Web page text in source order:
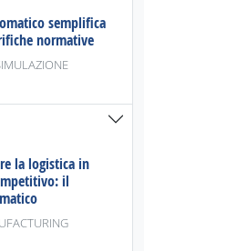
semplifica
normative
la logistica in
il